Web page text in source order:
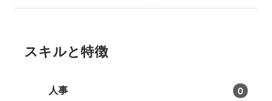
スキルと特徴
人事 0